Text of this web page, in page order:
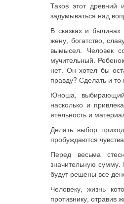
Таков этот
задумываться над
В сказках и былинах
жену, богатство,
вымысел. Человек
мучительный.
нет. Он хотел бы
правду? Сделать и
Юноша, выбирающий
насколько и
ятельность и
Делать выбор
пробуждаются
Перед весьма
значительную сумму.
будут решены все
Человеку, жизнь
противнику, отравив